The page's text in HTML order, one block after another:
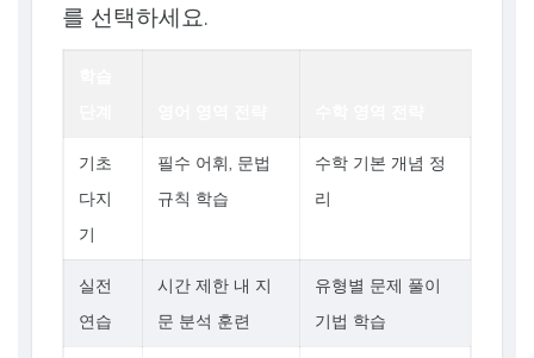
를 선택하세요.
기초
다지
기
필수 어휘, 문법
규칙 학습
수학 기본 개념 정
리
실전
연습
시간 제한 내 지
문 분석 훈련
유형별 문제 풀이
기법 학습